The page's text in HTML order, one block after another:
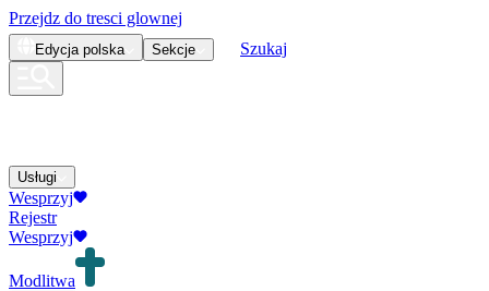
Przejdz do tresci glownej
Edycja polska Sekcje Szukaj
Usługi
Wesprzyj
Rejestr
Wesprzyj
Modlitwa